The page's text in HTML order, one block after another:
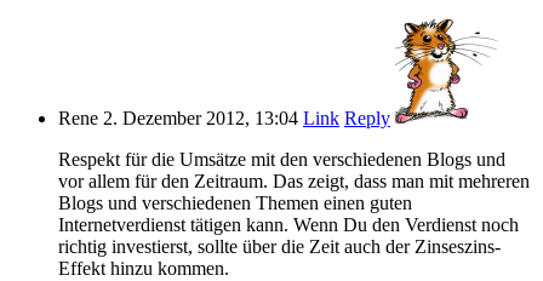
Rene 2. Dezember 2012, 13:04 Link Reply
Respekt für die Umsätze mit den verschiedenen Blogs und
vor allem für den Zeitraum. Das zeigt, dass man mit mehreren
Blogs und verschiedenen Themen einen guten
Internetverdienst tätigen kann. Wenn Du den Verdienst noch
richtig investierst, sollte über die Zeit auch der Zinseszins-
Effekt hinzu kommen.